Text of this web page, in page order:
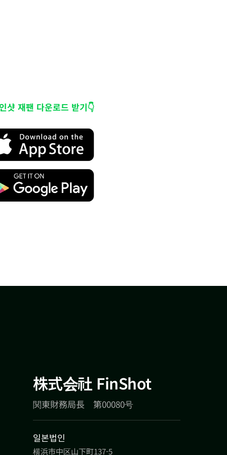
샷 재팬 다운로드 받기👇
株式会社 FinShot
関東財務局長 第00080号
일본법인
横浜市中区山下町137-5